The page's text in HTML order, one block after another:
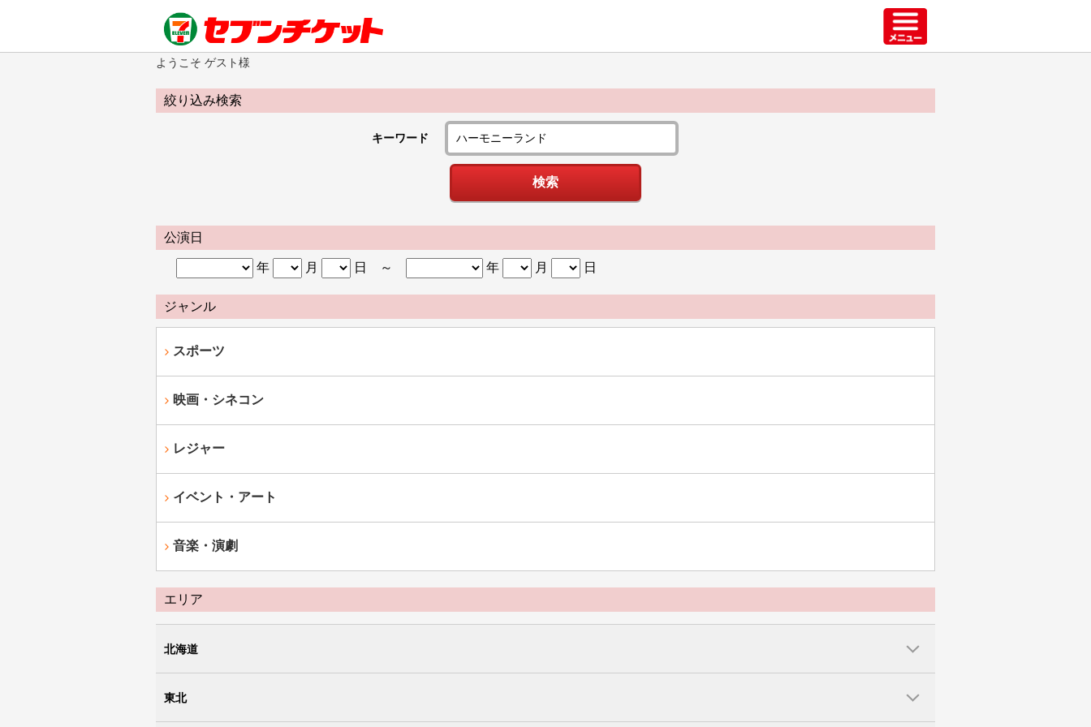
ようこそ ゲスト様
絞り込み検索
キーワード
公演日
年 月 日 ～ 年 月 日
ジャンル
スポーツ
映画・シネコン
レジャー
イベント・アート
音楽・演劇
エリア
北海道
東北